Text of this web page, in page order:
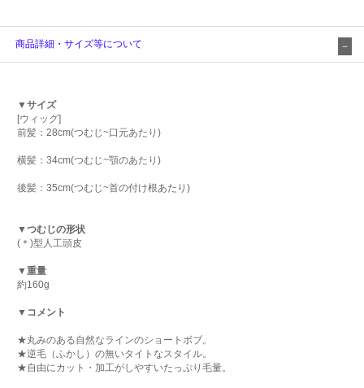
商品詳細・サイズ等について
▼サイズ
[ウィッグ]
前髪：28cm(つむじ~口元あたり)
横髪：34cm(つむじ~顎のあたり)
後髪：35cm(つむじ~首の付け根あたり)
▼つむじの形状
(＊)型人工頭皮
▼重量
約160g
▼コメント
★丸みのある自然なラインのショートボブ。
★逆毛（ふかし）の無いタイトなスタイル。
★自由にカット・加工がしやすいたっぷり毛量。